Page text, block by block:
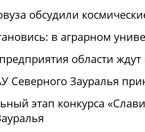
обсудили
в аграрном
области ждут
Северного Зауралья
этап конкурса